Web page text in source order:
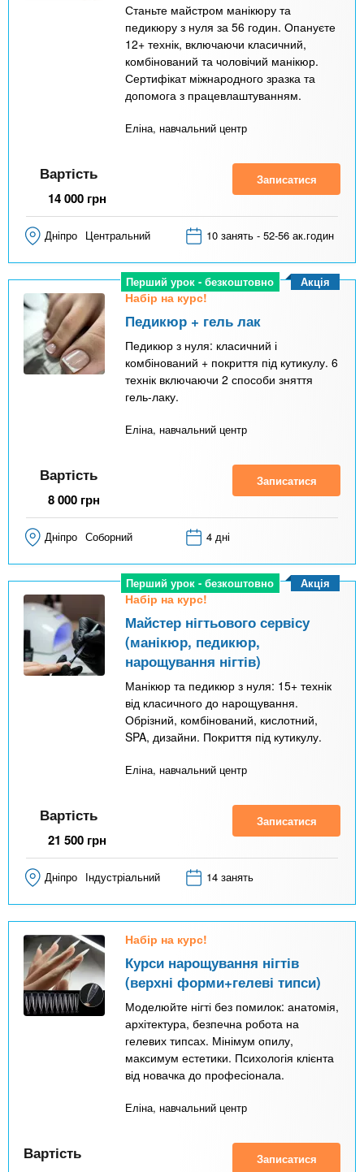
Станьте майстром манікюру та
педикюру з нуля за 56 годин. Опануєте
12+ технік, включаючи класичний,
комбінований та чоловічий манікюр.
Сертифікат міжнародного зразка та
допомога з працевлаштуванням.
Еліна, навчальний центр
Вартість
14 000 грн
Записатися
Дніпро Центральний 10 занять - 52-56 ак.годин
Перший урок - безкоштовно
Набір на курс!
Педикюр + гель лак
Педикюр з нуля: класичний і
комбінований + покриття під кутикулу. 6
технік включаючи 2 способи зняття
гель-лаку.
Еліна, навчальний центр
Акція
Вартість
8 000 грн
Записатися
Дніпро Соборний 4 дні
Перший урок - безкоштовно
Набір на курс!
Майстер нігтьового сервісу
(манікюр, педикюр,
нарощування нігтів)
Манікюр та педикюр з нуля: 15+ технік
від класичного до нарощування.
Обрізний, комбінований, кислотний,
SPA, дизайни. Покриття під кутикулу.
Еліна, навчальний центр
Акція
Вартість
21 500 грн
Записатися
Дніпро Індустріальний 14 занять
Набір на курс!
Курси нарощування нігтів
(верхні форми+гелеві типси)
Моделюйте нігті без помилок: анатомія,
архітектура, безпечна робота на
гелевих типсах. Мінімум опилу,
максимум естетики. Психологія клієнта
від новачка до професіонала.
Еліна, навчальний центр
Вартість Записатися